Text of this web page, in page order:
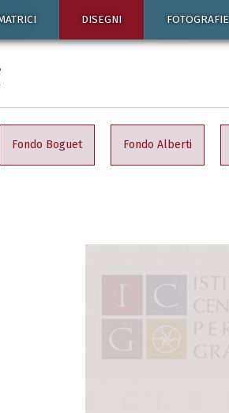
DISEGNI FOTOGRAFIE
Fondo Boguet Fondo Alberti